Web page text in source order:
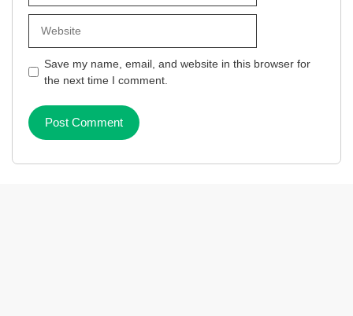
Save my name, email, and website in this browser for
the next time I comment.